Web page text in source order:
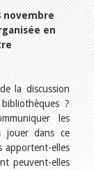
novembre
en
la discussion
?
les
jouer dans ce
apportent-elles
peuvent-elles